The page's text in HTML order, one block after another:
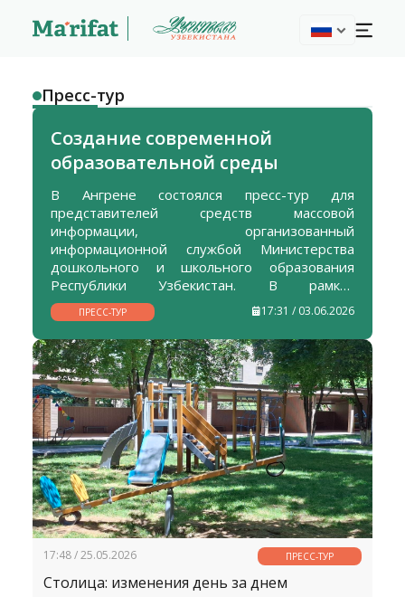
Пресс-тур
Создание современной
образовательной среды
В Ангрене состоялся пресс-тур для
представителей средств массовой
информации, организованный
информационной службой Министерства
дошкольного и школьного образования
Республики Узбекистан. В рамках
мероприятия журналисты ознакомились с
деятельностью общеобразовательных школ,
дошкольных учреждений, а также культурно-
спортивных объектов города.
ПРЕСС-ТУР 17:31 / 03.06.2026
17:48 / 25.05.2026 ПРЕСС-ТУР
Столица: изменения день за днем